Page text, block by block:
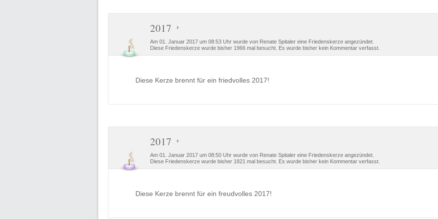
2017
Am 01. Januar 2017 um 08:53 Uhr wurde von Renate Spitaler eine Friedenskerze angezündet.
Diese Friedenskerze wurde bisher 1966 mal besucht. Es wurde bisher kein Kommentar verfasst.
Diese Kerze brennt für ein friedvolles 2017!
2017
Am 01. Januar 2017 um 08:50 Uhr wurde von Renate Spitaler eine Friedenskerze angezündet.
Diese Friedenskerze wurde bisher 1821 mal besucht. Es wurde bisher kein Kommentar verfasst.
Diese Kerze brennt für ein freudvolles 2017!